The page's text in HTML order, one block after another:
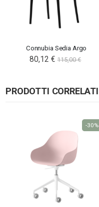
Connubia Sedia Argo
80,12 € 115,00 €
PRODOTTI CORRELATI
-30%